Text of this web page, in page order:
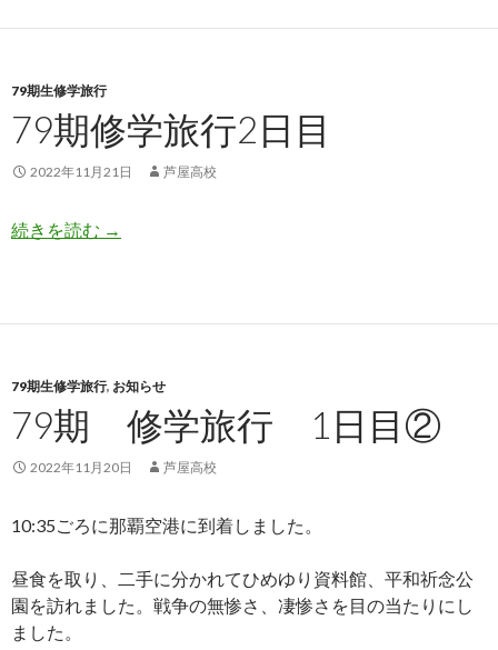
79期生修学旅行
79期修学旅行2日目
2022年11月21日 芦屋高校
続きを読む 79期修学旅行2日目
→
79期生修学旅行, お知らせ
79期 修学旅行 1日目②
2022年11月20日 芦屋高校
10:35 ごろに那覇空港に到着しました。
昼食を取り、二手に分かれてひめゆり資料館、平和祈念公
園を訪れました。戦争の無惨さ、凄惨さを目の当たりにし
ました。